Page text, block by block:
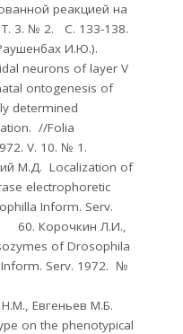
реакцией на
3. № 2. С. 133-138.
И.Ю.).
neurons of layer V
ontogenesis of
determined
//Folia
V. 10. № 1.
М.Д. Localization of
electrophoretic
Inform. Serv.
Корочкин Л.И.,
of Drosophila
Serv. 1972. №
Евгеньев М.Б.
on the phenotypical